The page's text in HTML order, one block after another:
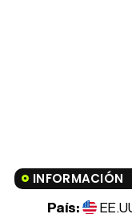
INFORMACIÓN
País: